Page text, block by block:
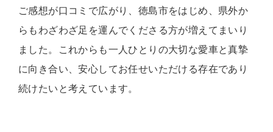
ご感想が口コミで広がり、徳島市をはじめ、県外か
らもわざわざ足を運んでくださる方が増えてまいり
ました。これからも一人ひとりの大切な愛車と真摯
に向き合い、安心してお任せいただける存在であり
続けたいと考えています。